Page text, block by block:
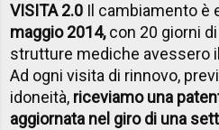
VISITA 2.0 Il cambiamento è
maggio 2014,con 20 giorni
strutture mediche avessero
Ad ogni visita di rinnovo,
idoneità, riceviamo una
aggiornata nel giro di una